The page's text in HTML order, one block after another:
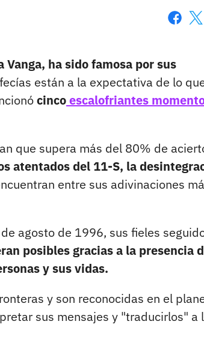
Vanga, ha sido famosa por sus
están a la expectativa de lo
cincoescalofriantes
que supera más del 80% de
atentados del 11-S, la
entre sus adivinaciones
agosto de 1996, sus fieles
posibles gracias a la presencia
y sus vidas.
y son reconocidas en el
sus mensajes y "traducirlos" a